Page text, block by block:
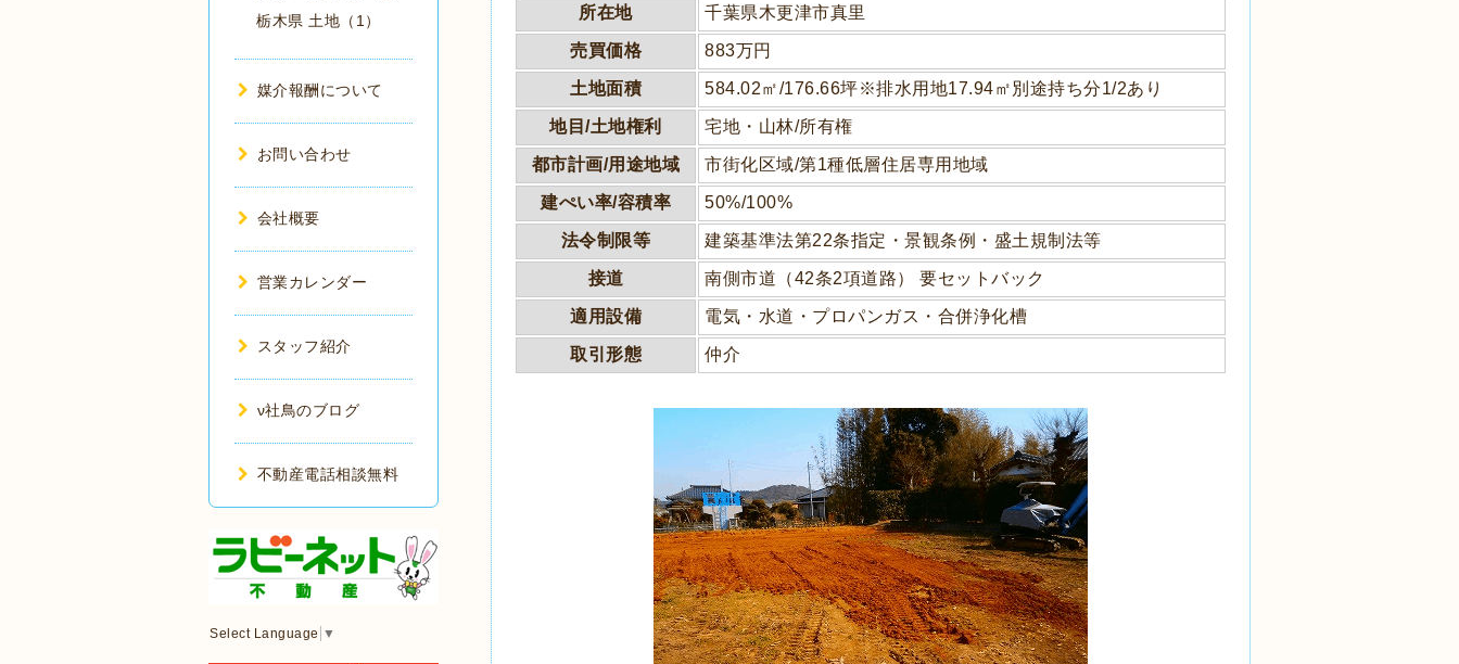
所在地 千葉県木更津市真里
売買価格 883万円
土地面積 584.02㎡/176.66坪※排水用地17.94㎡別途持ち分1/2あり
地目/土地権利 宅地・山林/所有権
都市計画/用途地域 市街化区域/第1種低層住居専用地域
建ぺい率/容積率 50%/100%
法令制限等 建築基準法第22条指定・景観条例・盛土規制法等
接道 南側市道（42条2項道路） 要セットバック
適用設備 電気・水道・プロパンガス・合併浄化槽
取引形態 仲介
栃木県 土地（1）
媒介報酬について
お問い合わせ
会社概要
営業カレンダー
スタッフ紹介
ν社鳥のブログ
不動産電話相談無料
Select Language ▼